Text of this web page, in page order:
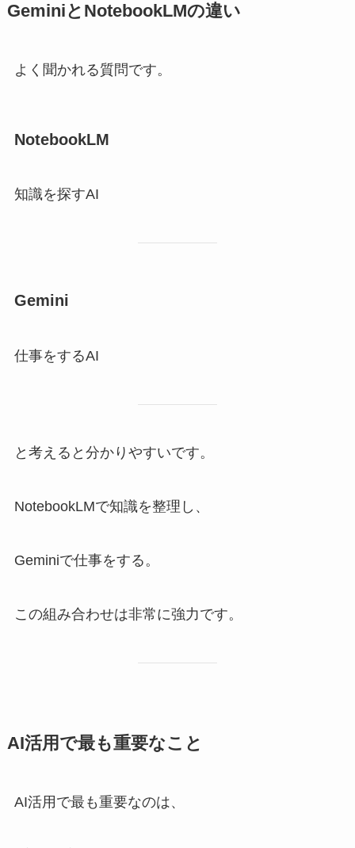
GeminiとNotebookLMの違い
よく聞かれる質問です。
NotebookLM
知識を探すAI
Gemini
仕事をするAI
と考えると分かりやすいです。
NotebookLMで知識を整理し、
Geminiで仕事をする。
この組み合わせは非常に強力です。
AI活用で最も重要なこと
AI活用で最も重要なのは、